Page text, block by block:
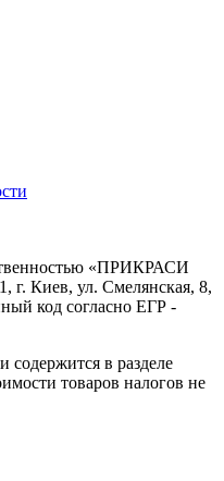
«ПРИКРАСИ
г. Киев, ул. Смелянская, 8,
код согласно ЕГР -
содержится в разделе
товаров налогов не